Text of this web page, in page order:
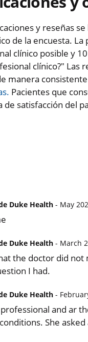
y reseñas
de la encuesta.
clínico posible y
clínico?" Las
manera
Pacientes que
de satisfacción del
Duke Health - May
Duke Health - March
the doctor did not
I had.
Duke Health -
professional and ar
She